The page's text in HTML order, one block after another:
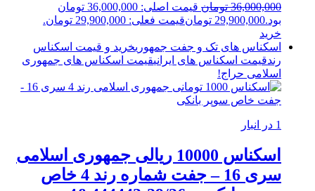
36,000,000 تومان
قیمت اصلی: 36,000,000 تومان
بود.29,900,000 تومانقیمت فعلی: 29,900,000 تومان.
خرید
اسکناس های تک و جفت جمهوریخرید و قیمت اسکناس
رندقیمت اسکناس های ایرانیقیمت اسکناس های جمهوری
اسلامی حراج!
1 در انبار
اسکناس 10000 ریالی جمهوری اسلامی
سری 16 – جفت شماره رند 4 خاص